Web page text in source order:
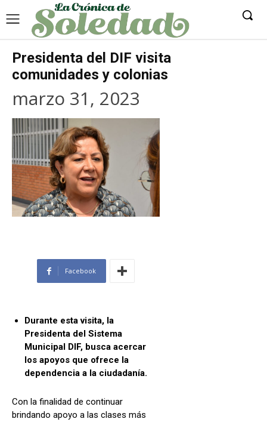
Presidenta del DIF visita
comunidades y colonias
marzo 31, 2023
Facebook
Durante esta visita, la
Presidenta del Sistema
Municipal DIF, busca acercar
los apoyos que ofrece la
dependencia a la ciudadanía.
Con la finalidad de continuar
brindando apoyo a las clases más